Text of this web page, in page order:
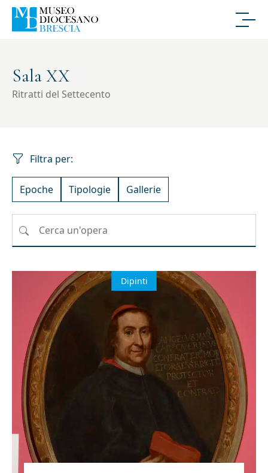
Sala XX
Ritratti del Settecento
Filtra per:
Epoche Tipologie Gallerie
Dipinti